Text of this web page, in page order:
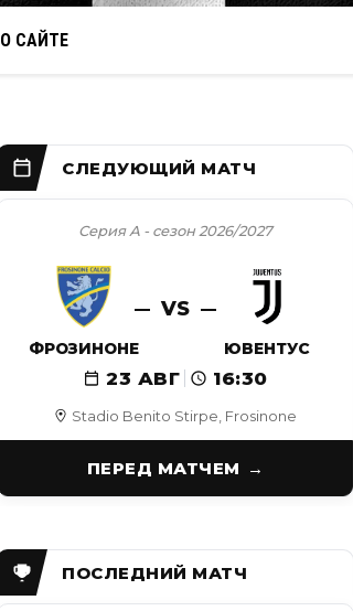
О САЙТЕ
Stadio Benito Stirpe, Frosinone
Серия А - сезон 2026/2027
ФРОЗИНОНЕ
VS
ЮВЕНТУС
23 АВГ 16:30
ПЕРЕД МАТЧЕМ